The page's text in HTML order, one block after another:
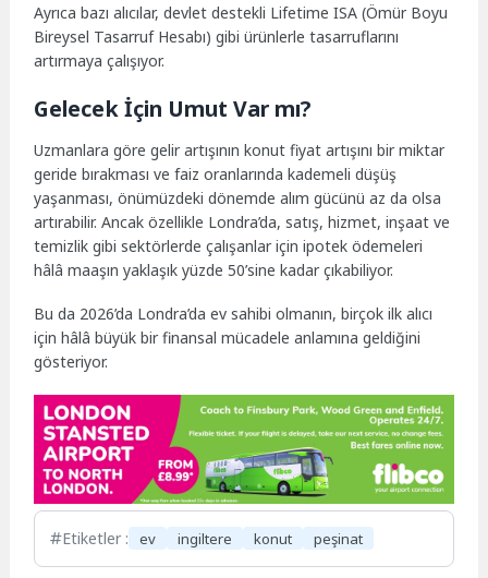
Ayrıca bazı alıcılar, devlet destekli Lifetime ISA (Ömür Boyu
Bireysel Tasarruf Hesabı) gibi ürünlerle tasarruflarını
artırmaya çalışıyor.
Gelecek İçin Umut Var mı?
Uzmanlara göre gelir artışının konut fiyat artışını bir miktar
geride bırakması ve faiz oranlarında kademeli düşüş
yaşanması, önümüzdeki dönemde alım gücünü az da olsa
artırabilir. Ancak özellikle Londra’da, satış, hizmet, inşaat ve
temizlik gibi sektörlerde çalışanlar için ipotek ödemeleri
hâlâ maaşın yaklaşık yüzde 50’sine kadar çıkabiliyor.
Bu da 2026’da Londra’da ev sahibi olmanın, birçok ilk alıcı
için hâlâ büyük bir finansal mücadele anlamına geldiğini
gösteriyor.
Etiketler : ev ingiltere konut peşinat